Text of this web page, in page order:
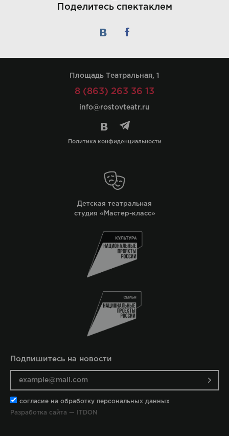
Поделитесь спектаклем
Площадь Театральная, 1
8 (863) 263 36 13
info@rostovteatr.ru
Политика конфиденциальности
Детская театральная
студия «Мастер-класс»
Подпишитесь на новости
согласие на обработку персональных данных
Разработка сайта — ITDON